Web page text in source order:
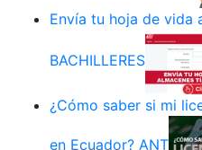
Envía tu hoja de vida
BACHILLERES
¿Cómo saber si mi
en Ecuador? ANT